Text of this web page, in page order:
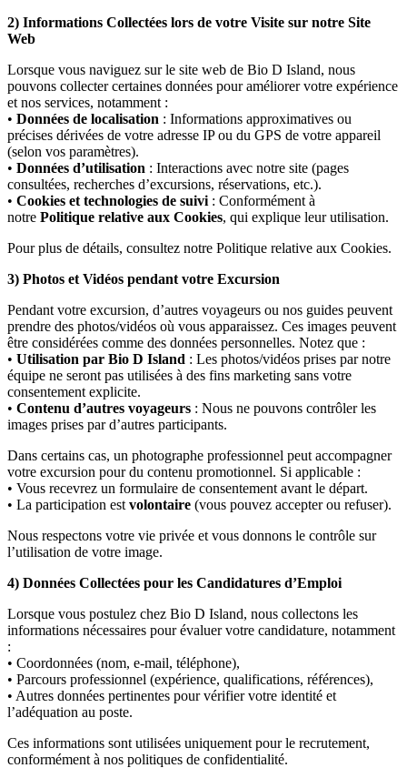
2) Informations Collectées lors de votre Visite sur notre Site
Web
Lorsque vous naviguez sur le site web de Bio D Island, nous
pouvons collecter certaines données pour améliorer votre expérience
et nos services, notamment :
• Données de localisation : Informations approximatives ou
précises dérivées de votre adresse IP ou du GPS de votre appareil
(selon vos paramètres).
• Données d’utilisation : Interactions avec notre site (pages
consultées, recherches d’excursions, réservations, etc.).
• Cookies et technologies de suivi : Conformément à
notre Politique relative aux Cookies, qui explique leur utilisation.
Pour plus de détails, consultez notre Politique relative aux Cookies.
3) Photos et Vidéos pendant votre Excursion
Pendant votre excursion, d’autres voyageurs ou nos guides peuvent
prendre des photos/vidéos où vous apparaissez. Ces images peuvent
être considérées comme des données personnelles. Notez que :
• Utilisation par Bio D Island : Les photos/vidéos prises par notre
équipe ne seront pas utilisées à des fins marketing sans votre
consentement explicite.
• Contenu d’autres voyageurs : Nous ne pouvons contrôler les
images prises par d’autres participants.
Dans certains cas, un photographe professionnel peut accompagner
votre excursion pour du contenu promotionnel. Si applicable :
• Vous recevrez un formulaire de consentement avant le départ.
• La participation est volontaire (vous pouvez accepter ou refuser).
Nous respectons votre vie privée et vous donnons le contrôle sur
l’utilisation de votre image.
4) Données Collectées pour les Candidatures d’Emploi
Lorsque vous postulez chez Bio D Island, nous collectons les
informations nécessaires pour évaluer votre candidature, notamment
:
• Coordonnées (nom, e-mail, téléphone),
• Parcours professionnel (expérience, qualifications, références),
• Autres données pertinentes pour vérifier votre identité et
l’adéquation au poste.
Ces informations sont utilisées uniquement pour le recrutement,
conformément à nos politiques de confidentialité.